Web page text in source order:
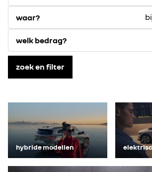
waar?
welk bedrag?
zoek en filter
hybride modellen